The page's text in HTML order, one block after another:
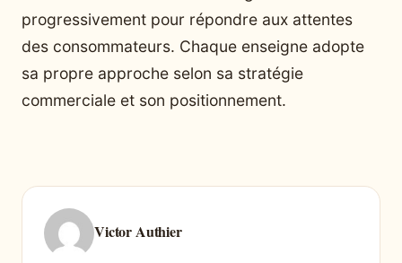
progressivement pour répondre aux attentes
des consommateurs. Chaque enseigne adopte
sa propre approche selon sa stratégie
commerciale et son positionnement.
Victor Authier